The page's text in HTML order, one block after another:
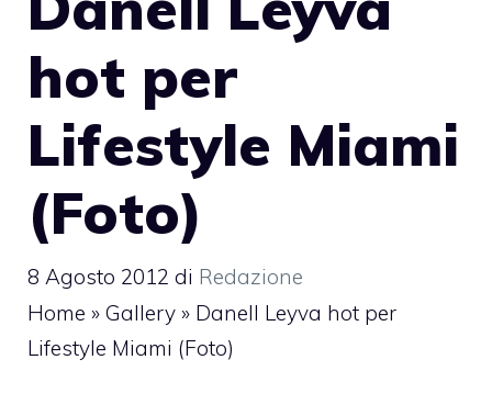
hot per
Lifestyle Miami
(Foto)
8 Agosto 2012 di Redazione
Home » Gallery » Danell Leyva hot per
Lifestyle Miami (Foto)